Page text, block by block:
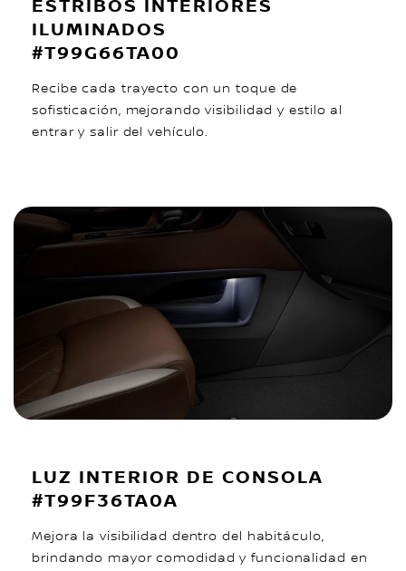
ESTRIBOS INTERIORES
ILUMINADOS
#T99G66TA00
Recibe cada trayecto con un toque de
sofisticación, mejorando visibilidad y estilo al
entrar y salir del vehículo.
LUZ INTERIOR DE CONSOLA
#T99F36TA0A
Mejora la visibilidad dentro del habitáculo,
brindando mayor comodidad y funcionalidad en